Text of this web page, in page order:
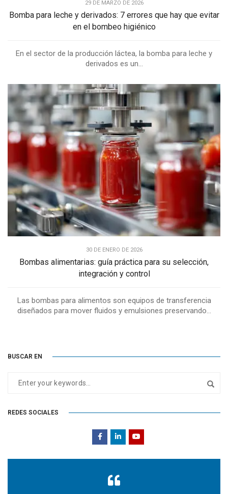
29 DE MARZO DE 2026
Bomba para leche y derivados: 7 errores que hay que evitar
en el bombeo higiénico
En el sector de la producción láctea, la bomba para leche y
derivados es un...
30 DE ENERO DE 2026
Bombas alimentarias: guía práctica para su selección,
integración y control
Las bombas para alimentos son equipos de transferencia
diseñados para mover fluidos y emulsiones preservando...
BUSCAR EN
REDES SOCIALES